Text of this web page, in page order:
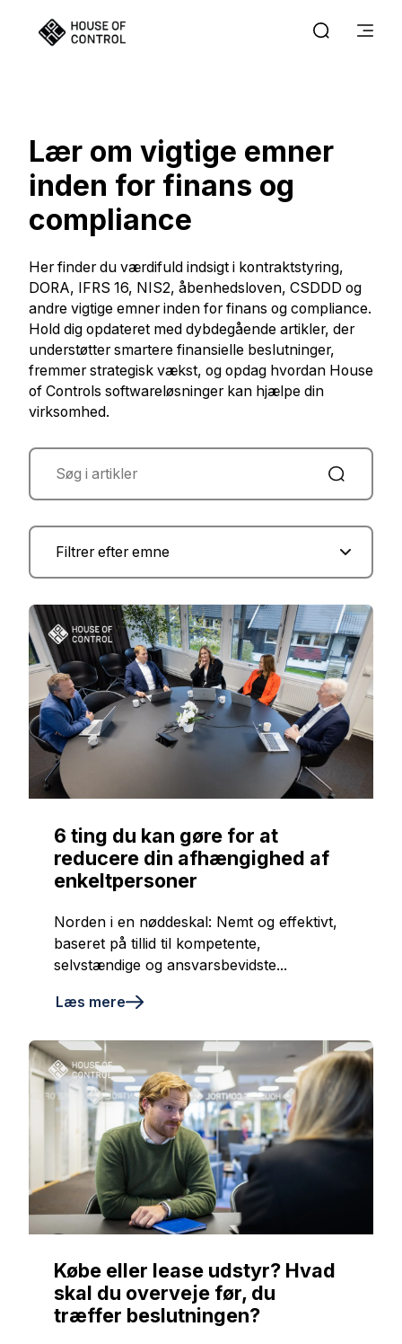
Lær om vigtige emner
inden for finans og
compliance
Her finder du værdifuld indsigt i kontraktstyring,
DORA, IFRS 16, NIS2, åbenhedsloven, CSDDD og
andre vigtige emner inden for finans og compliance.
Hold dig opdateret med dybdegående artikler, der
understøtter smartere finansielle beslutninger,
fremmer strategisk vækst, og opdag hvordan House
of Controls softwareløsninger kan hjælpe din
virksomhed.
6 ting du kan gøre for at
reducere din afhængighed af
enkeltpersoner
Norden i en nøddeskal: Nemt og effektivt,
baseret på tillid til kompetente,
selvstændige og ansvarsbevidste...
Læs mere
Købe eller lease udstyr? Hvad
skal du overveje før, du
træffer beslutningen?